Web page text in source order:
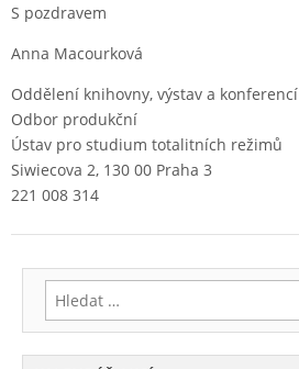
S pozdravem
Anna Macourková
Oddělení knihovny, výstav a konferencí
Odbor produkční
Ústav pro studium totalitních režimů
Siwiecova 2, 130 00 Praha 3
221 008 314
Vyhledávání